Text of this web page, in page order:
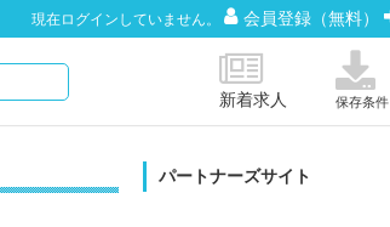
現在ログインしていません。 会員登録（無料）
新着求人 保存条件
パートナーズサイト